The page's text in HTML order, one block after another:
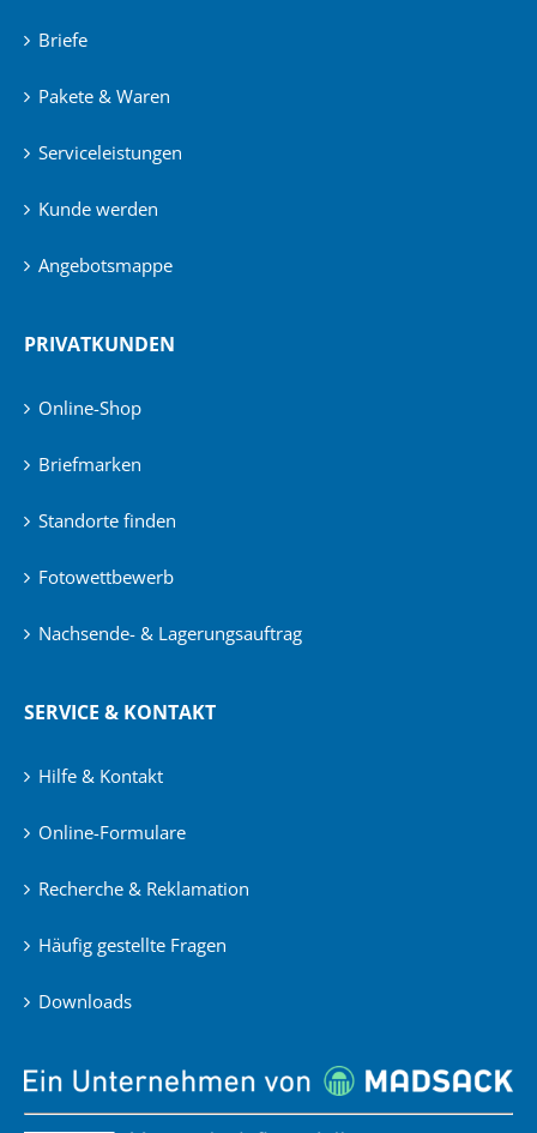
Briefe
Pakete & Waren
Serviceleistungen
Kunde werden
Angebotsmappe
PRIVATKUNDEN
Online-Shop
Briefmarken
Standorte finden
Fotowettbewerb
Nachsende- & Lagerungsauftrag
SERVICE & KONTAKT
Hilfe & Kontakt
Online-Formulare
Recherche & Reklamation
Häufig gestellte Fragen
Downloads